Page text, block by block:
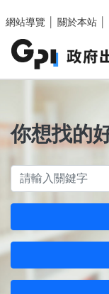
網站導覽
關於本站
你想找的